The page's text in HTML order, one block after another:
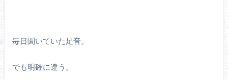
毎日聞いていた足音。
でも明確に違う。